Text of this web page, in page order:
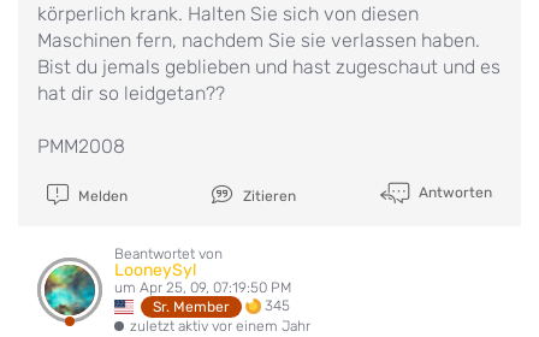
körperlich krank. Halten Sie sich von diesen
Maschinen fern, nachdem Sie sie verlassen haben.
Bist du jemals geblieben und hast zugeschaut und es
hat dir so leidgetan??
PMM2008
Melden Zitieren Antworten
Beantwortet von
LooneySyl
um Apr 25, 09, 07:19:50 PM
Sr. Member
345
zuletzt aktiv vor einem Jahr